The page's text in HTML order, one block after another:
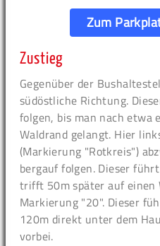
Zum
Zustieg
Gegenüber der
südöstliche Richtung.
folgen, bis man nach etwa
Waldrand gelangt. Hier
(Markierung "Rotkreis")
bergauf folgen. Dieser
trifft 50m später auf einen
Markierung "20". Dieser
120m direkt unter dem
vorbei.